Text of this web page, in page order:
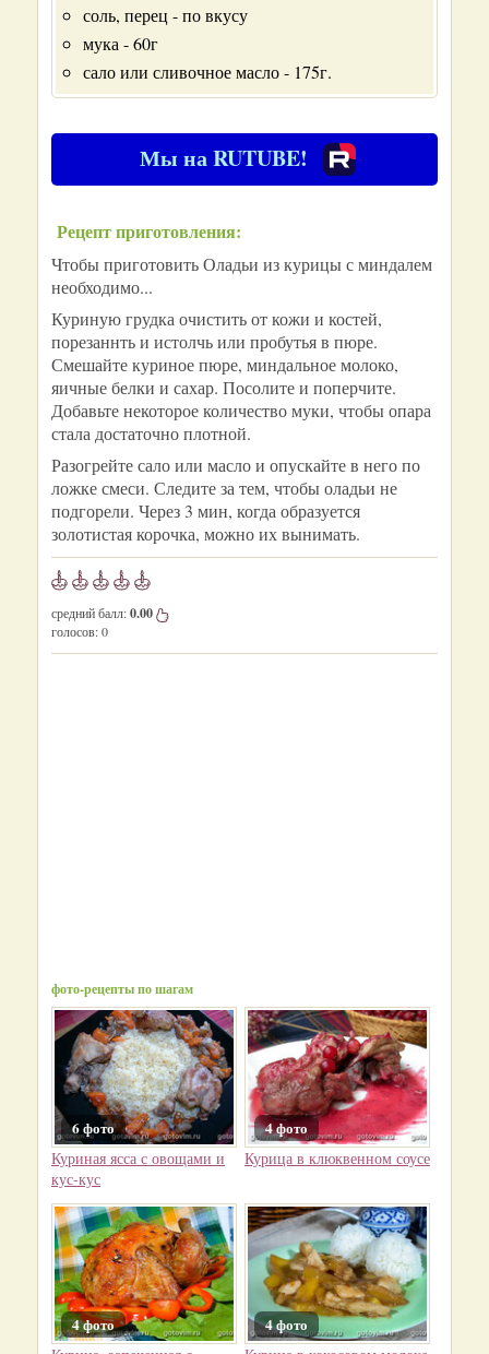
соль, перец - по вкусу
мука - 60г
сало или сливочное масло - 175г.
Мы на RUTUBE!
Рецепт приготовления:
Чтобы приготовить Оладьи из курицы с миндалем
необходимо...
Куриную грудка очистить от кожи и костей,
порезаннть и истолчь или пробутья в пюре.
Смешайте куриное пюре, миндальное молоко,
яичные белки и сахар. Посолите и поперчите.
Добавьте некоторое количество муки, чтобы опара
стала достаточно плотной.
Разогрейте сало или масло и опускайте в него по
ложке смеси. Следите за тем, чтобы оладьи не
подгорели. Через 3 мин, когда образуется
золотистая корочка, можно их вынимать.
средний балл:0.00
голосов:0
фото-рецепты по шагам
6 фото
Куриная ясса с овощами и
кус-кус
4 фото
Курица в клюквенном соусе
4 фото 4 фото